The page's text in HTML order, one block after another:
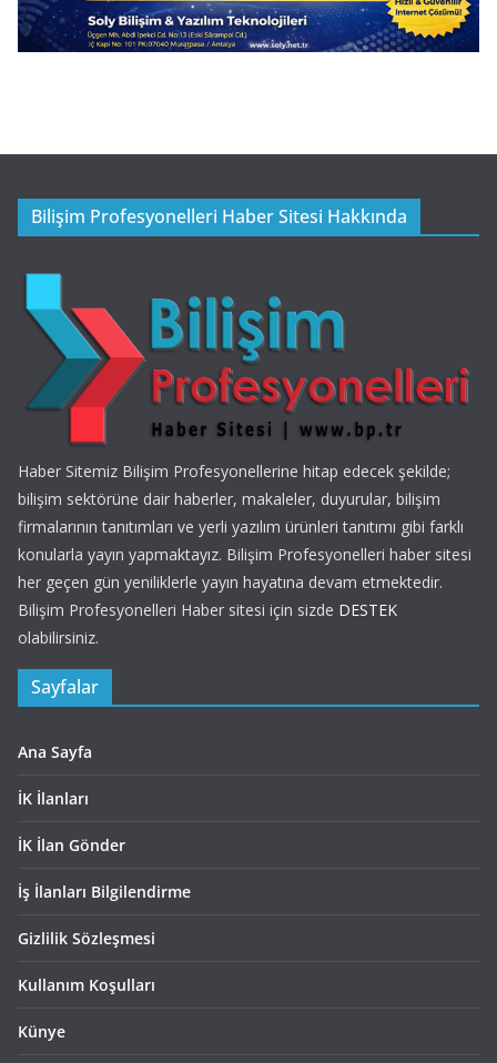
Bilişim Profesyonelleri Haber Sitesi Hakkında
Haber Sitemiz Bilişim Profesyonellerine hitap edecek şekilde;
bilişim sektörüne dair haberler, makaleler, duyurular, bilişim
firmalarının tanıtımları ve yerli yazılım ürünleri tanıtımı gibi farklı
konularla yayın yapmaktayız. Bilişim Profesyonelleri haber sitesi
her geçen gün yeniliklerle yayın hayatına devam etmektedir.
Bilişim Profesyonelleri Haber sitesi için sizde DESTEK
olabilirsiniz.
Sayfalar
Ana Sayfa
İK İlanları
İK İlan Gönder
İş İlanları Bilgilendirme
Gizlilik Sözleşmesi
Kullanım Koşulları
Künye